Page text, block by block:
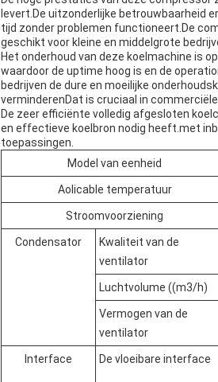
levert.De uitzonderlijke betrouwbaarheid
tijd zonder problemen functioneert.De
geschikt voor kleine en middelgrote
Het onderhoud van deze koelmachine is
waardoor de uptime hoog is en de
bedrijven de dure en moeilijke
verminderenDat is cruciaal in
De zeer efficiënte volledig afgesloten
en effectieve koelbron nodig heeft.met
toepassingen.
Model van eenheid
Aolicable temperatuur
Stroomvoorziening
Condensator
Kwaliteit van de
ventilator
Luchtvolume ((m3/h)
Vermogen van de
ventilator
Interface De vloeibare interface